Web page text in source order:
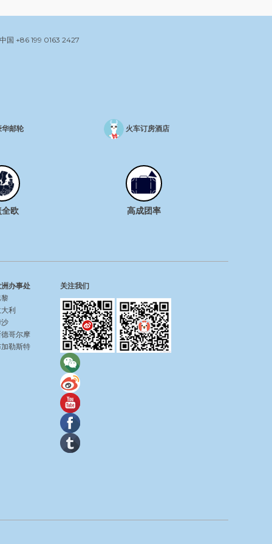
中国 +86 199 0163 2427
华邮轮 火车订房酒店
欧 高成团率
办事处
利
哥尔摩
勒斯特
关注我们